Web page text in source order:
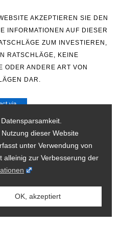
AKZEPTIEREN SIE DEN
INFORMATIONEN AUF DIESER
ZUM INVESTIEREN,
RATSCHLÄGE, KEINE
ODER ANDERE ART VON
DAR.
dieser Website
unter Verwendung von
alleinig zur Verbesserung der
OK, akzeptiert